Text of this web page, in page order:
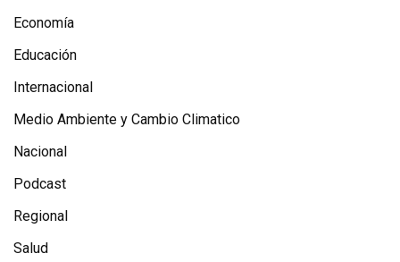
Economía
Educación
Internacional
Medio Ambiente y Cambio Climatico
Nacional
Podcast
Regional
Salud